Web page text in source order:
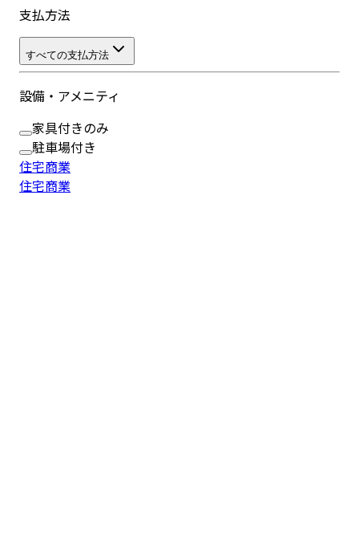
支払方法
すべての支払方法
設備・アメニティ
家具付きのみ
駐車場付き
住宅商業
住宅商業